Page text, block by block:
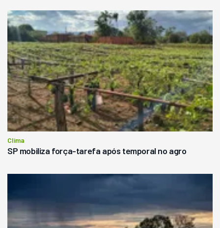
Clima
SP mobiliza força-tarefa após temporal no agro